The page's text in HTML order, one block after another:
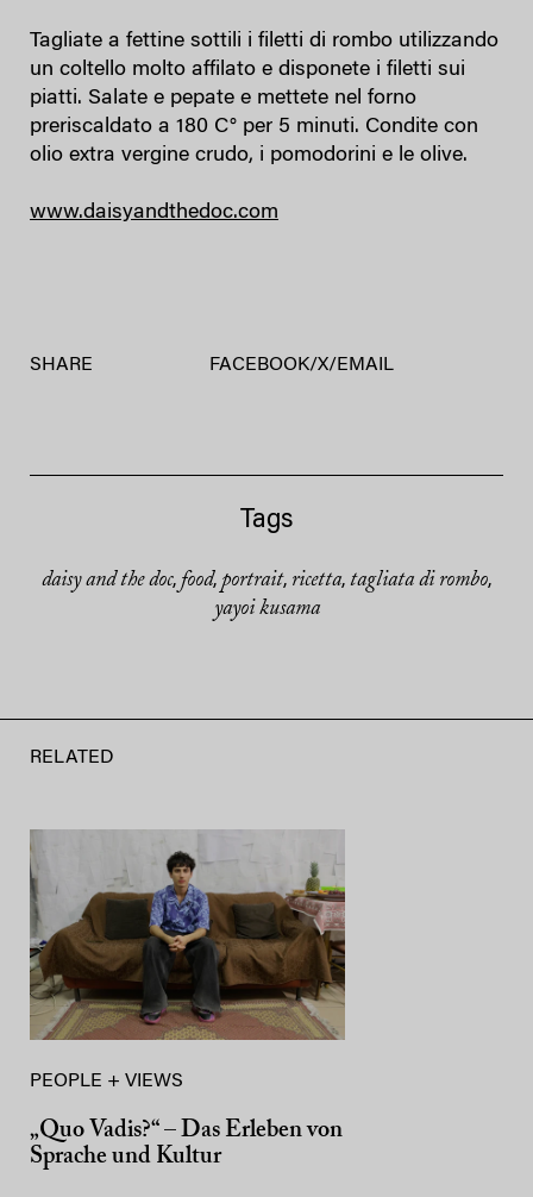
Tagliate a fettine sottili i filetti di rombo utilizzando
un coltello molto affilato e disponete i filetti sui
piatti. Salate e pepate e mettete nel forno
preriscaldato a 180 C° per 5 minuti. Condite con
olio extra vergine crudo, i pomodorini e le olive.
www.daisyandthedoc.com
SHARE FACEBOOK/X/ EMAIL
Tags
daisy and the doc, food, portrait, ricetta, tagliata di rombo,
yayoi kusama
RELATED
PEOPLE + VIEWS
„Quo Vadis?“ – Das Erleben von
Sprache und Kultur